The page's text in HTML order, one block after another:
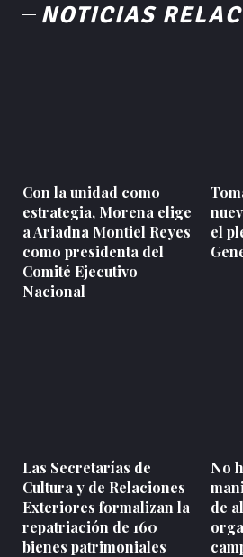
NOTICIAS
Con la unidad como
estrategia, Morena elige
a Ariadna Montiel Reyes
como presidenta del
Comité Ejecutivo
Nacional
el
Las Secretarías de
Cultura y de Relaciones
Exteriores formalizan la
repatriación de 160
bienes patrimoniales
No
de